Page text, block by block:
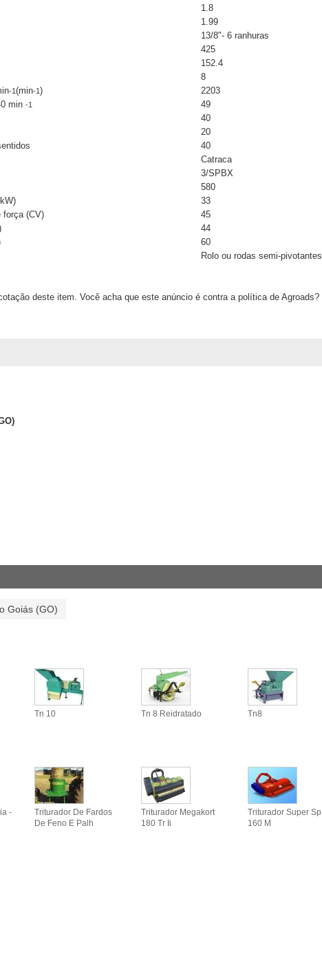
1.8
1.99
13/8"- 6 ranhuras
425
152.4
8
-1(min-1)
2203
min -1
49
40
20
40
Catraca
3/SPBX
580
33
força (CV)
45
44
60
Rolo ou rodas semi-pivotantes
deste item. Você acha que este anúncio é contra a política de Agroads?
Goiás (GO)
Tn 10 Tn 8 Reidratado Tn8
-
Triturador De Fardos
De Feno E Palh
Triturador Megakort
180 Tr Ii
Triturador Super Sp
160 M